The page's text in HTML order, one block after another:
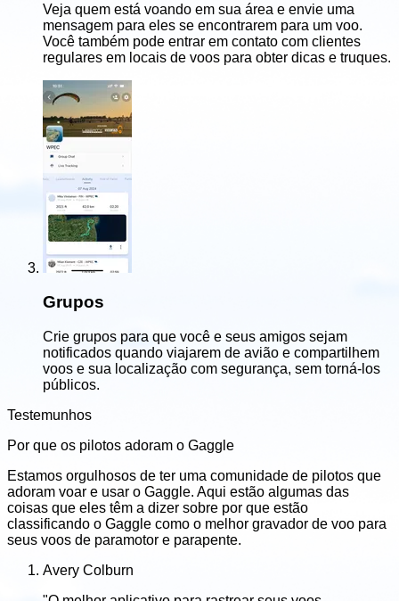
Veja quem está voando em sua área e envie uma
mensagem para eles se encontrarem para um voo.
Você também pode entrar em contato com clientes
regulares em locais de voos para obter dicas e truques.
Grupos
Crie grupos para que você e seus amigos sejam
notificados quando viajarem de avião e compartilhem
voos e sua localização com segurança, sem torná-los
públicos.
Testemunhos
Por que os pilotos adoram o Gaggle
Estamos orgulhosos de ter uma comunidade de pilotos que
adoram voar e usar o Gaggle. Aqui estão algumas das
coisas que eles têm a dizer sobre por que estão
classificando o Gaggle como o melhor gravador de voo para
seus voos de paramotor e parapente.
Avery Colburn